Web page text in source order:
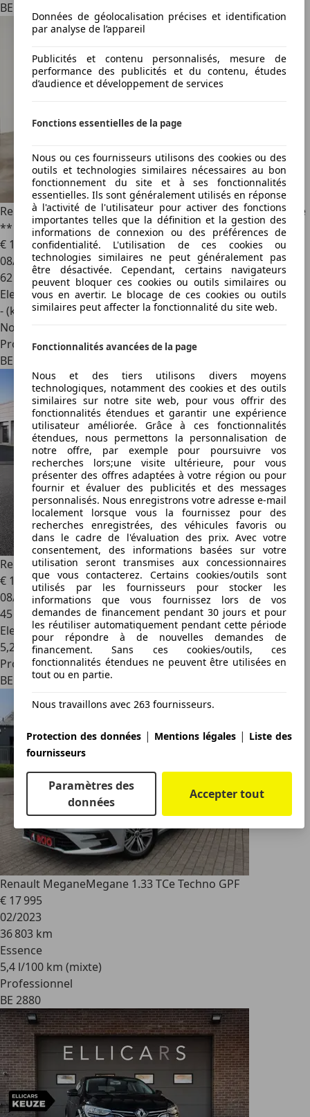
Données de géolocalisation précises et identification
par analyse de l’appareil
Publicités et contenu personnalisés, mesure de
performance des publicités et du contenu, études
d’audience et développement de services
Fonctions essentielles de la page
Nous ou ces fournisseurs utilisons des cookies ou des
outils et technologies similaires nécessaires au bon
fonctionnement du site et à ses fonctionnalités
essentielles. Ils sont généralement utilisés en réponse
à l'activité de l'utilisateur pour activer des fonctions
importantes telles que la définition et la gestion des
informations de connexion ou des préférences de
confidentialité. L'utilisation de ces cookies ou
technologies similaires ne peut généralement pas
être désactivée. Cependant, certains navigateurs
peuvent bloquer ces cookies ou outils similaires ou
vous en avertir. Le blocage de ces cookies ou outils
similaires peut affecter la fonctionnalité du site web.
Fonctionnalités avancées de la page
Nous et des tiers utilisons divers moyens
technologiques, notamment des cookies et des outils
similaires sur notre site web, pour vous offrir des
fonctionnalités étendues et garantir une expérience
utilisateur améliorée. Grâce à ces fonctionnalités
étendues, nous permettons la personnalisation de
notre offre, par exemple pour poursuivre vos
recherches lors;une visite ultérieure, pour vous
présenter des offres adaptées à votre région ou pour
fournir et évaluer des publicités et des messages
personnalisés. Nous enregistrons votre adresse e-mail
localement lorsque vous la fournissez pour des
recherches enregistrées, des véhicules favoris ou
dans le cadre de l'évaluation des prix. Avec votre
consentement, des informations basées sur votre
utilisation seront transmises aux concessionnaires
que vous contacterez. Certains cookies/outils sont
utilisés par les fournisseurs pour stocker les
informations que vous fournissez lors de vos
demandes de financement pendant 30 jours et pour
les réutiliser automatiquement pendant cette période
pour répondre à de nouvelles demandes de
financement. Sans ces cookies/outils, ces
fonctionnalités étendues ne peuvent être utilisées en
tout ou en partie.
Nous travaillons avec 263 fournisseurs.
Protection des données | Mentions légales | Liste des
fournisseurs
Paramètres des
données
Accepter tout
BE 4100
Renault MeganeGrandtour Plug-In Hybrid 160 Edition One
** Mas...
€ 16 9901
08/2021
62 931 km
Electrique/Essence
- (kWh/100 km)
Nouveau
Professionnel
BE 2830
Renault Megane Berline 4 E-TECH Plug-in Hybrid R.S. Line
€ 17 992
08/2021
45 606 km
Electrique/Essence
5,2 l/100 km (mixte)
Professionnel
BE 2800
Renault MeganeMegane 1.33 TCe Techno GPF
€ 17 995
02/2023
36 803 km
Essence
5,4 l/100 km (mixte)
Professionnel
BE 2880